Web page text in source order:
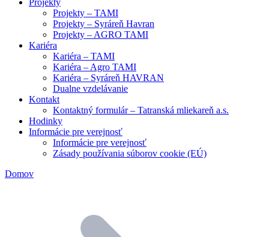
Projekty
Projekty – TAMI
Projekty – Syráreň Havran
Projekty – AGRO TAMI
Kariéra
Kariéra – TAMI
Kariéra – Agro TAMI
Kariéra – Syráreň HAVRAN
Dualne vzdelávanie
Kontakt
Kontaktný formulár – Tatranská mliekareň a.s.
Hodinky
Informácie pre verejnosť
Informácie pre verejnosť
Zásady používania súborov cookie (EÚ)
Domov